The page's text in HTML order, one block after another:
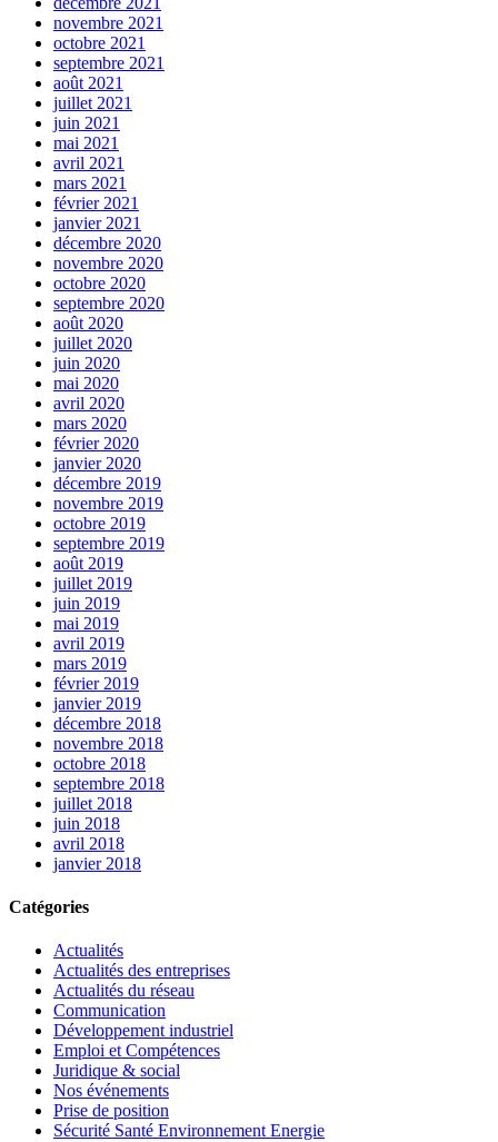
novembre 2021
octobre 2021
septembre 2021
août 2021
juillet 2021
juin 2021
mai 2021
avril 2021
mars 2021
février 2021
janvier 2021
décembre 2020
novembre 2020
octobre 2020
septembre 2020
août 2020
juillet 2020
juin 2020
mai 2020
avril 2020
mars 2020
février 2020
janvier 2020
décembre 2019
novembre 2019
octobre 2019
septembre 2019
août 2019
juillet 2019
juin 2019
mai 2019
avril 2019
mars 2019
février 2019
janvier 2019
décembre 2018
novembre 2018
octobre 2018
septembre 2018
juillet 2018
juin 2018
avril 2018
janvier 2018
Catégories
Actualités
Actualités des entreprises
Actualités du réseau
Communication
Développement industriel
Emploi et Compétences
Juridique & social
Nos événements
Prise de position
Sécurité Santé Environnement Energie